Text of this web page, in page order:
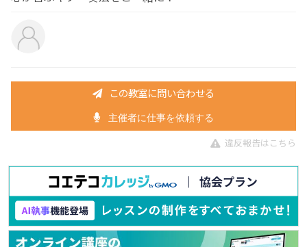
この教室に問い合わせる
主催者に仕事を依頼する
違反報告はこちら